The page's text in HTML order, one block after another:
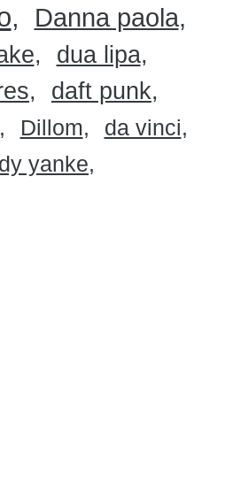
Danna paola
dua lipa
daft punk
Dillom
da vinci
yanke